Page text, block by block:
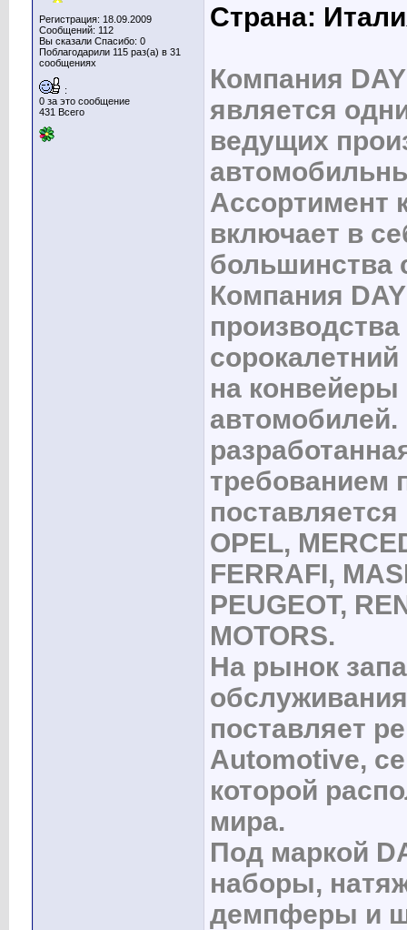
Регистрация: 18.09.2009
Сообщений: 112
Вы сказали Спасибо: 0
Поблагодарили 115 раз(а) в 31
сообщениях
:
0 за это сообщение
431 Всего
Страна:
Компания
является
ведущих
Ассортимент
включает в
большинства
Компания
на
требованием
OPEL,
FERRAFI,
PEUGEOT,
MOTORS.
На рынок
поставляет
Automotive,
которой
мира.
Под маркой
наборы,
демпферы и